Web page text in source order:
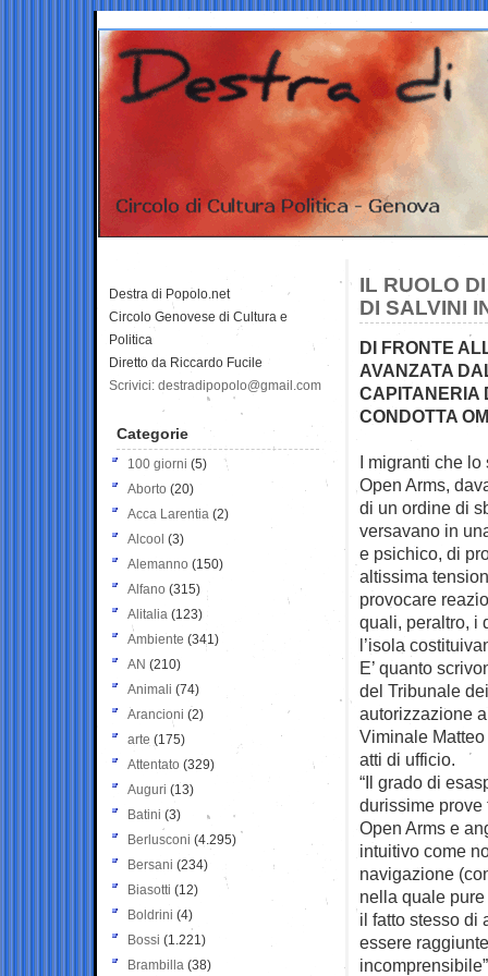
IL RUOLO
DI SALVINI
DI FRONTE
AVANZATA
CAPITANERIA
CONDOTTA
I migranti che
Open Arms,
di un ordine di
versavano in
e psichico, di
altissima
provocare
quali, peraltro, i
l’isola
E’ quanto
del Tribunale
autorizzazione
Viminale
atti di ufficio.
“Il grado di
durissime
Open Arms e
intuitivo come
navigazione
nella quale
il fatto stesso di
essere
Destra di Popolo.net
Circolo Genovese di Cultura e
Politica
Diretto da Riccardo Fucile
Scrivici: destradipopolo@gmail.com
Categorie
100 giorni (5)
Aborto (20)
Acca Larentia (2)
Alcool (3)
Alemanno (150)
Alfano (315)
Alitalia (123)
Ambiente (341)
AN (210)
Animali (74)
Arancioni (2)
arte (175)
Attentato (329)
Auguri (13)
Batini (3)
Berlusconi (4.295)
Bersani (234)
Biasotti (12)
Boldrini (4)
Bossi (1.221)
Brambilla (38)